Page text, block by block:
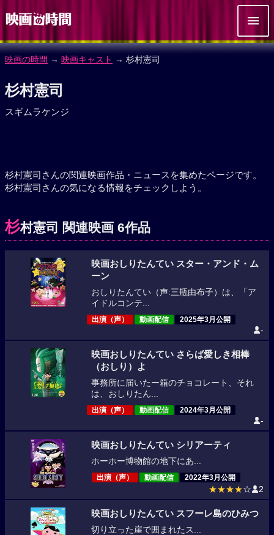
映画の時間 → 映画キャスト → 杉村憲司
杉村憲司
スギムラケンジ
杉村憲司さんの関連映画作品・ニュースを集めたページです。
杉村憲司さんの気になる情報をチェックしよう。
杉村憲司 関連映画 6作品
映画おしりたんてい スター・アンド・ム
ーン
おしりたんてい（声:三瓶由布子）は、「ア
イドルコンテ...
出演（声） 動画配信 2025年3月公開
-
映画おしりたんてい さらば愛しき相棒
（おしり）よ
事務所に届いたー箱のチョコレート、それ
は、おしりたん...
出演（声） 動画配信 2024年3月公開
-
映画おしりたんてい シリアーティ
ホーホー博物館の地下にあ...
出演（声） 動画配信 2022年3月公開
★★★★☆ 2
映画おしりたんてい スフーレ島のひみつ
切り立った崖で囲まれたス...